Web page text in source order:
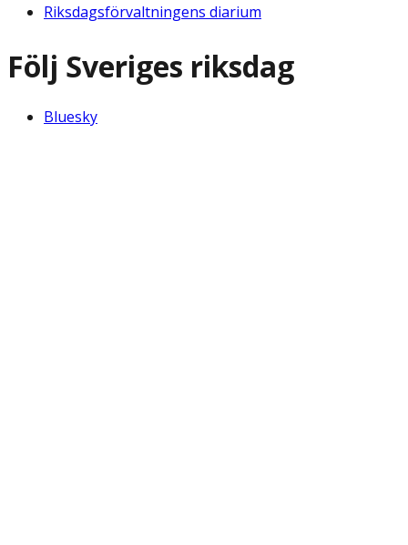
Riksdagsförvaltningens diarium
Följ Sveriges riksdag
Bluesky